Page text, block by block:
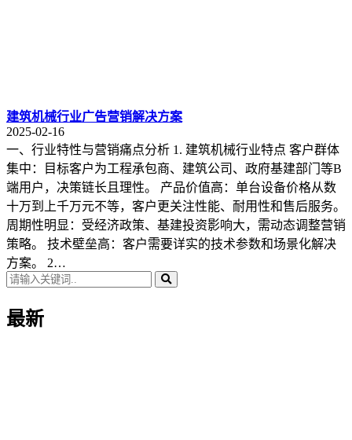
建筑机械行业广告营销解决方案
2025-02-16
一、行业特性与营销痛点分析 1. 建筑机械行业特点 客户群体
集中：目标客户为工程承包商、建筑公司、政府基建部门等B
端用户，决策链长且理性。 产品价值高：单台设备价格从数
十万到上千万元不等，客户更关注性能、耐用性和售后服务。
周期性明显：受经济政策、基建投资影响大，需动态调整营销
策略。 技术壁垒高：客户需要详实的技术参数和场景化解决
方案。 2…
最新